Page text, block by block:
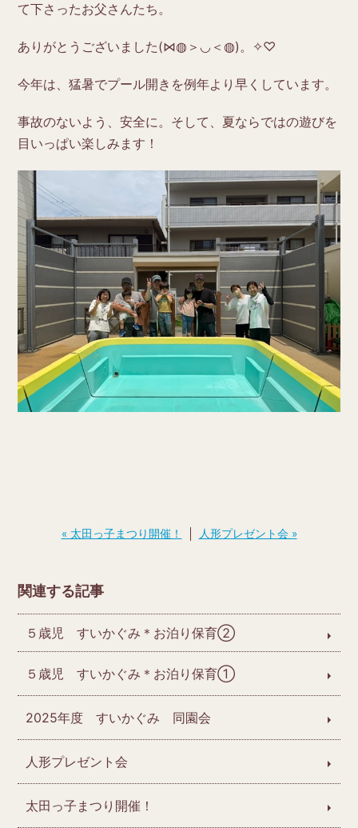
て下さったお父さんたち。
ありがとうございました(⋈◍＞◡＜◍)。✧♡
今年は、猛暑でプール開きを例年より早くしています。
事故のないよう、安全に。そして、夏ならではの遊びを
目いっぱい楽しみます！
ゲ
ー
シ
ン
« 太田っ子まつり開催！ 人形プレゼント会 »
関連する記事
５歳児 すいかぐみ＊お泊り保育➁
５歳児 すいかぐみ＊お泊り保育➀
2025年度 すいかぐみ 同園会
人形プレゼント会
太田っ子まつり開催！